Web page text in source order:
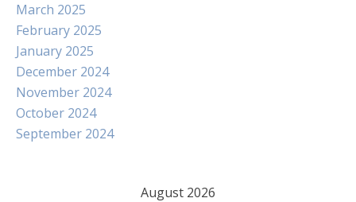
March 2025
February 2025
January 2025
December 2024
November 2024
October 2024
September 2024
August 2026